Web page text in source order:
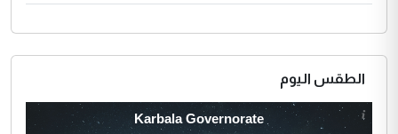
الطقس اليوم
Karbala Governorate